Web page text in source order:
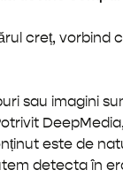
creț, vorbind
sau imagini
este de
detecta în